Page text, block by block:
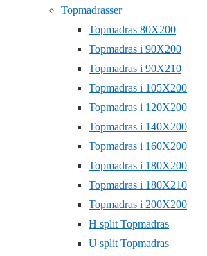
Topmadrasser
Topmadras 80X200
Topmadras i 90X200
Topmadras i 90X210
Topmadras i 105X200
Topmadras i 120X200
Topmadras i 140X200
Topmadras i 160X200
Topmadras i 180X200
Topmadras i 180X210
Topmadras i 200X200
H split Topmadras
U split Topmadras